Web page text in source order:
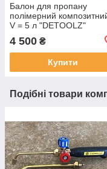
Балон для пропану
полімерний
V = 5 л "DETOOLZ"
4 500 ₴
Купити
Подібні товари